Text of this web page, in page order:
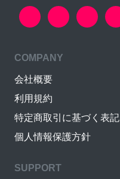
COMPANY
会社概要
利用規約
特定商取引に基づく表記
個人情報保護方針
SUPPORT